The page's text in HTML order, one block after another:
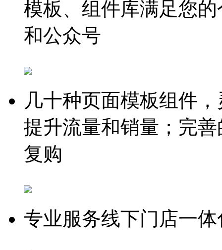
模板、组件库满足您
和公众号
几十种页面模板组件
提升流量和销量；完
复购
专业服务线下门店一